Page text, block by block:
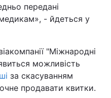
передані
- йдеться у
"Міжнародні
можливість
за скасуванням
продавати квитки.